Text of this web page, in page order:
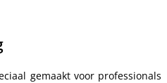
gemaakt voor professionals